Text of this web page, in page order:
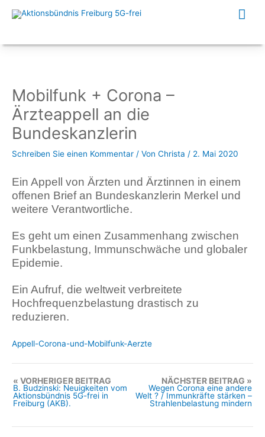
Inhalt
Mobilfunk + Corona –
Ärzteappell an die
Bundeskanzlerin
Schreiben Sie einen Kommentar / Von Christa / 2. Mai 2020
Ein Appell von Ärzten und Ärztinnen in einem
offenen Brief an Bundeskanzlerin Merkel und
weitere Verantwortliche.
Es geht um einen Zusammenhang zwischen
Funkbelastung, Immunschwäche und globaler
Epidemie.
Ein Aufruf, die weltweit verbreitete
Hochfrequenzbelastung drastisch zu
reduzieren.
Appell-Corona-und-Mobilfunk-Aerzte
VORHERIGER BEITRAG
B. Budzinski: Neuigkeiten vom
Aktionsbündnis 5G-frei in
Freiburg (AKB).
NÄCHSTER BEITRAG
Wegen Corona eine andere
Welt ? / Immunkräfte stärken –
Strahlenbelastung mindern